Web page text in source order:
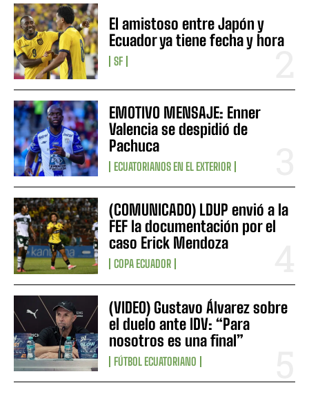
El amistoso entre Japón y
Ecuador ya tiene fecha y hora
SF
EMOTIVO MENSAJE: Enner
Valencia se despidió de
Pachuca
ECUATORIANOS EN EL EXTERIOR
(COMUNICADO) LDUP envió a la
FEF la documentación por el
caso Erick Mendoza
COPA ECUADOR
(VIDEO) Gustavo Álvarez sobre
el duelo ante IDV: “Para
nosotros es una final”
FÚTBOL ECUATORIANO